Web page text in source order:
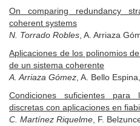
On comparing redundancy
coherent systems
N. Torrado Robles , A. Arriaza
Aplicaciones de los polinomios
de un sistema coherente
A. Arriaza Gómez , A. Bello
Condiciones suficientes
discretas con aplicaciones en
C. Martínez Riquelme , F.